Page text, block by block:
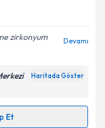
ilişkin
Aydınlatma
belirtilen
ediyorum.
zirkonyum
Devamı
Haritada Göster
Et